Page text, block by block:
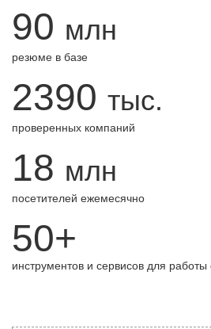
90 млн
резюме в базе
2390 тыс.
проверенных компаний
18 млн
посетителей ежемесячно
50+
инструментов и сервисов для